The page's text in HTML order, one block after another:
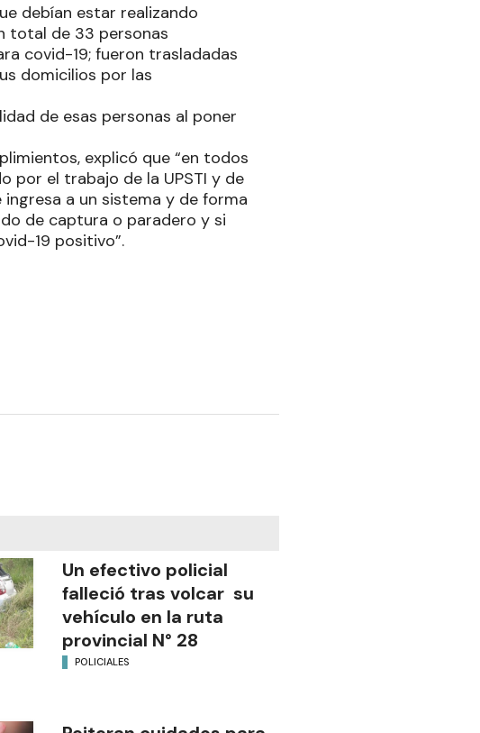
debían estar realizando
total de 33 personas
covid-19; fueron trasladadas
domicilios por las
de esas personas al poner
explicó que “en todos
por el trabajo de la UPSTI y de
ingresa a un sistema y de forma
de captura o paradero y si
19 positivo”.
Un efectivo policial
falleció tras volcar su
vehículo en la ruta
provincial N° 28
POLICIALES